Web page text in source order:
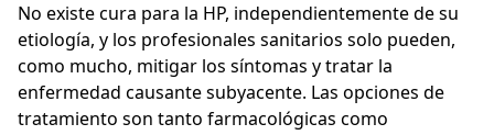
No existe cura para la HP, independientemente de su
etiología, y los profesionales sanitarios solo pueden,
como mucho, mitigar los síntomas y tratar la
enfermedad causante subyacente. Las opciones de
tratamiento son tanto farmacológicas como